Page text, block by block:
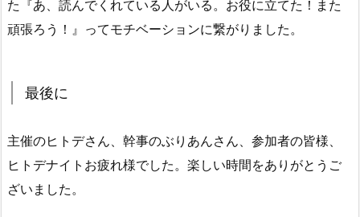
た『あ、読んでくれている人がいる。お役に立てた！また
頑張ろう！』ってモチベーションに繋がりました。
最後に
主催のヒトデさん、幹事のぶりあんさん、参加者の皆様、
ヒトデナイトお疲れ様でした。楽しい時間をありがとうご
ざいました。